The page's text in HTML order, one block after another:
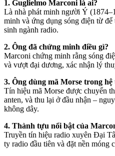
1. Guglielmo Marconi là ai?
Là nhà phát minh người Ý
minh và ứng dụng sóng điện từ
sinh ngành radio.
2. Ông đã chứng minh điều gì?
Marconi chứng minh rằng sóng
và vượt đại dương, xác nhận lý
3. Ông dùng mã Morse trong
Tín hiệu mã Morse được chuyển
anten, và thu lại ở đầu nhận –
không dây.
4. Thành tựu nổi bật của
Truyền tín hiệu radio xuyên Đại
ty radio đầu tiên và đặt nền móng